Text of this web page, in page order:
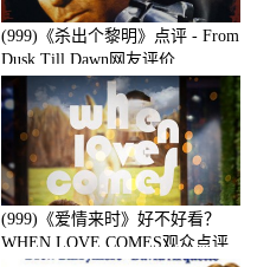
(999)《杀出个黎明》点评 - From
Dusk Till Dawn网友评价
(999)《爱情来时》好不好看？
WHEN LOVE COMES观众点评